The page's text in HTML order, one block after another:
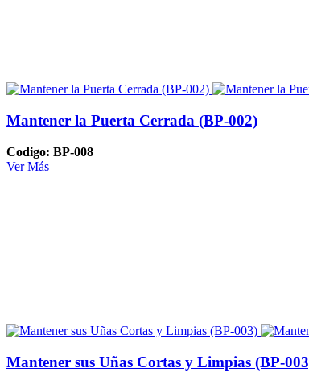
Mantener la Puerta Cerrada (BP-002)
Codigo: BP-008
Ver Más
Mantener sus Uñas Cortas y Limpias (BP-